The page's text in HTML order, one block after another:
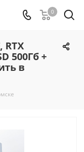
0
RTX
500Гб +
в